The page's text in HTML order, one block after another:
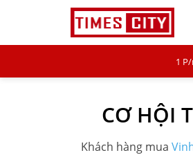
1 P/NGỦ
1
CƠ HỘI
Khách hàng mua